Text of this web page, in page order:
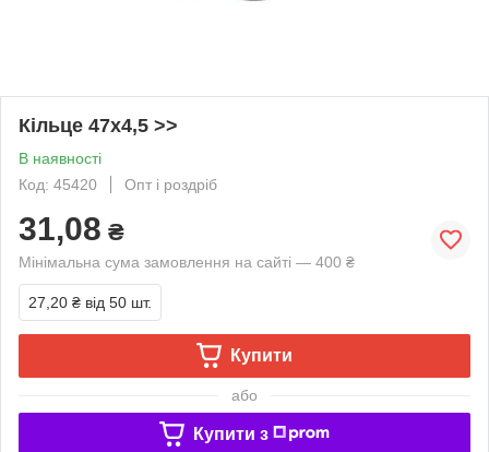
Кільце 47х4,5 >>
В наявності
Код: 45420
Опт і роздріб
31,08 ₴
Мінімальна сума замовлення на сайті — 400 ₴
27,20 ₴ від 50 шт.
Купити
або
Купити з